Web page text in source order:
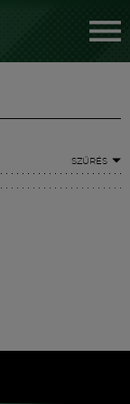
SZŰRÉS